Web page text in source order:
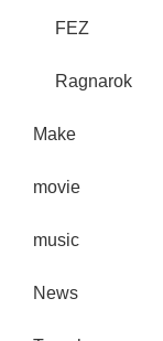
FEZ
Ragnarok
Make
movie
music
News